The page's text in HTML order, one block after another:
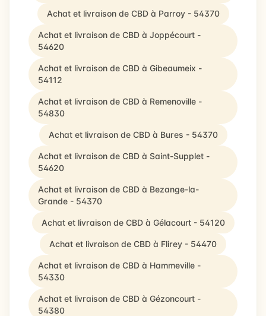
Achat et livraison de CBD à Parroy - 54370
Achat et livraison de CBD à Joppécourt -
54620
Achat et livraison de CBD à Gibeaumeix -
54112
Achat et livraison de CBD à Remenoville -
54830
Achat et livraison de CBD à Bures - 54370
Achat et livraison de CBD à Saint-Supplet -
54620
Achat et livraison de CBD à Bezange-la-
Grande - 54370
Achat et livraison de CBD à Gélacourt - 54120
Achat et livraison de CBD à Flirey - 54470
Achat et livraison de CBD à Hammeville -
54330
Achat et livraison de CBD à Gézoncourt -
54380